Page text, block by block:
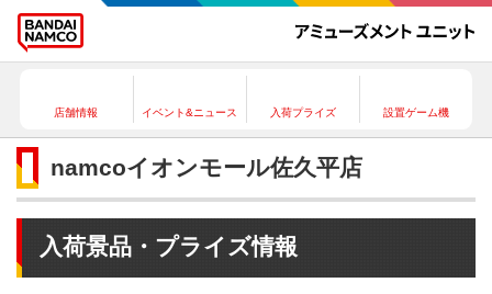
店舗情報 イベント&ニュース 入荷プライズ 設置ゲーム機
namcoイオンモール佐久平店
入荷景品・プライズ情報